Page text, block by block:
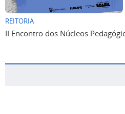
REITORIA
II Encontro dos Núcleos